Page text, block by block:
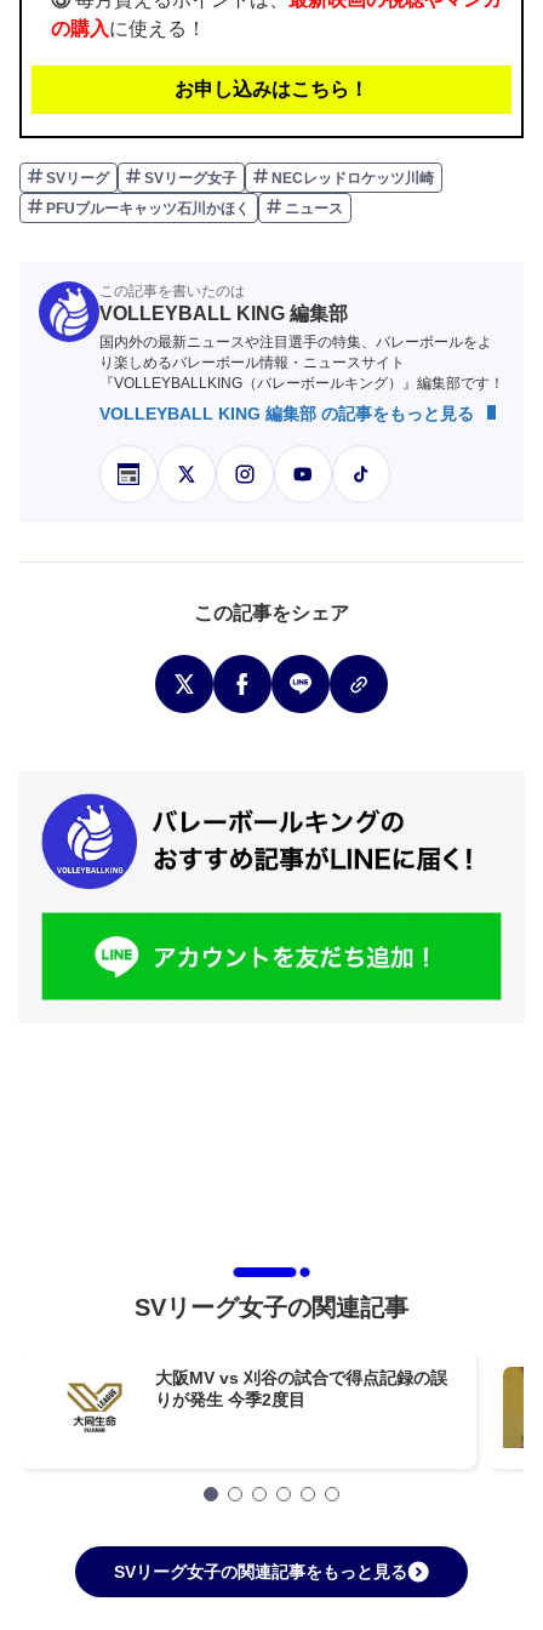
の購入に使える！
お申し込みはこちら！
SVリーグ SVリーグ女子
NECレッドロケッツ川崎
PFUブルーキャッツ石川かほく
ニュース
この記事を書いたのは
VOLLEYBALL KING 編集部
国内外の最新ニュースや注目選手の特集、バレーボールをよ
り楽しめるバレーボール情報・ニュースサイト
『VOLLEYBALLKING（バレーボールキング）』編集部です！
VOLLEYBALL KING 編集部 の記事をもっと見る
この記事をシェア
SVリーグ女子の関連記事
大阪MV vs 刈谷の試合で得点記録の誤
りが発生 今季2度目
SVリーグ女子の関連記事をもっと見る